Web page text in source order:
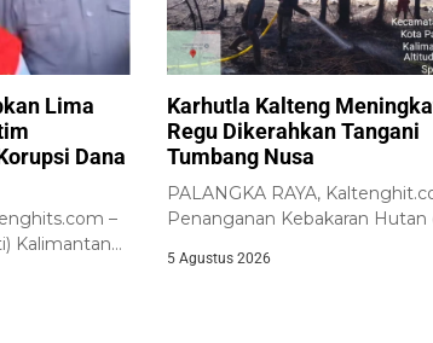
Lima
Dana
–
Kalimantan
Karhutla Kalteng
Regu Dikerahkan Tangani
Tumbang Nusa
PALANGKA RAYA,
Penanganan Kebakaran Hutan
5 Agustus 2026